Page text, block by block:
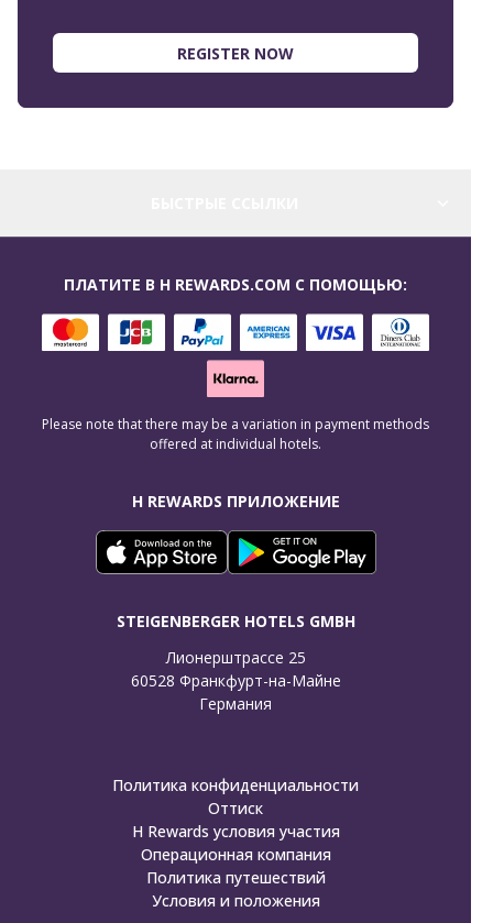
REGISTER NOW
H REWARDS ПРИЛОЖЕНИЕ
STEIGENBERGER HOTELS GMBH
Лионерштрассе 25
60528 Франкфурт-на-Майне
Германия
ПЛАТИТЕ В H REWARDS.COM С ПОМОЩЬЮ:
Please note that there may be a variation in payment methods
offered at individual hotels.
Политика конфиденциальности
Оттиск
H Rewards условия участия
Операционная компания
Политика путешествий
Условия и положения